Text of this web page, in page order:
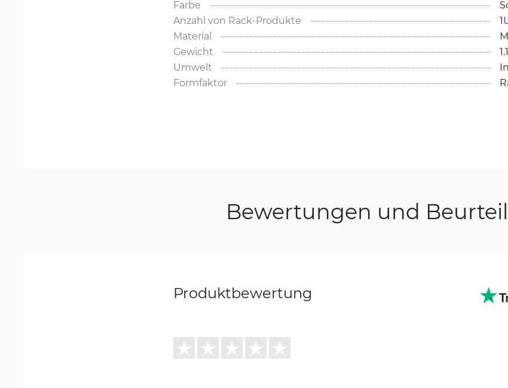
Farbe
Anzahl von Rack-Produkte
Material
Gewicht
Umwelt
Formfaktor
Bewertungen und
Produktbewertung